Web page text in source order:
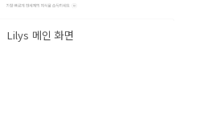
Lilys 메인 화면